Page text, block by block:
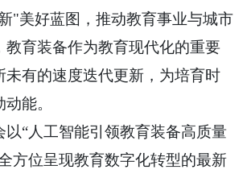
"美好蓝图，推动教育事业与城市
教育装备作为教育现代化的重要
未有的速度迭代更新，为培育时
能。
“人工智能引领教育装备高质量
方位呈现教育数字化转型的最新